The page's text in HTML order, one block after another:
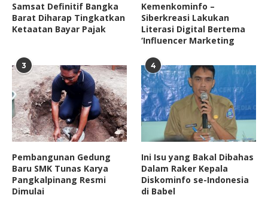
Samsat Definitif Bangka
Barat Diharap Tingkatkan
Ketaatan Bayar Pajak
Kemenkominfo –
Siberkreasi Lakukan
Literasi Digital Bertema
‘Influencer Marketing
3
Pembangunan Gedung
Baru SMK Tunas Karya
Pangkalpinang Resmi
Dimulai
4
Ini Isu yang Bakal Dibahas
Dalam Raker Kepala
Diskominfo se-Indonesia
di Babel